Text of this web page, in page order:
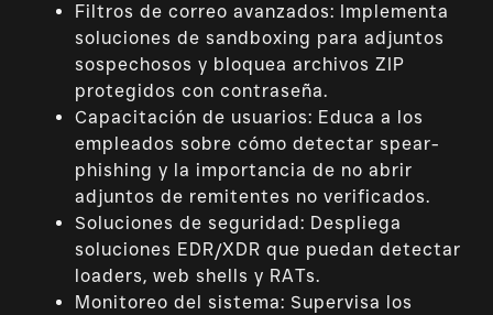
Filtros de correo avanzados: Implementa
soluciones de sandboxing para adjuntos
sospechosos y bloquea archivos ZIP
protegidos con contraseña.
Capacitación de usuarios: Educa a los
empleados sobre cómo detectar spear-
phishing y la importancia de no abrir
adjuntos de remitentes no verificados.
Soluciones de seguridad: Despliega
soluciones EDR/XDR que puedan detectar
loaders, web shells y RATs.
Monitoreo del sistema: Supervisa los